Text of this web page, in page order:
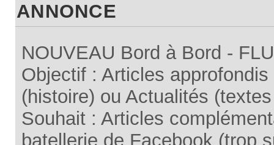
ANNONCE
NOUVEAU Bord à Bord -
Objectif : Articles
(histoire) ou Actualités
Souhait : Articles
batellerie de Facebook (trop